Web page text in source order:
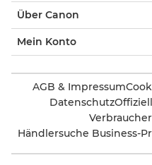
Über Canon
Mein Konto
AGB & Impressum
Datenschutz
Händlersuche Business-